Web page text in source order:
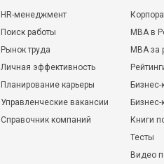
HR-менеджмент
Поиск работы
Рынок труда
Личная эффективность
Планирование карьеры
Управленческие вакансии
Справочник компаний
MBA в
MBA
Бизнес-
Книги
Тесты
Видео